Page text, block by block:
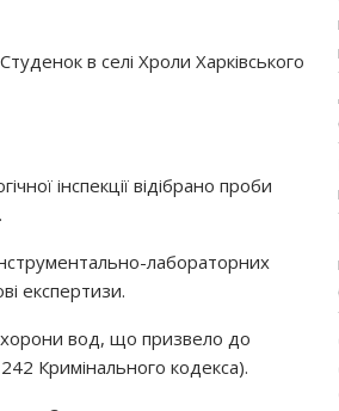
в селі Хроли Харківського
інспекції відібрано проби
лабораторних
експертизи.
вод, що призвело до
Кримінального кодекса).